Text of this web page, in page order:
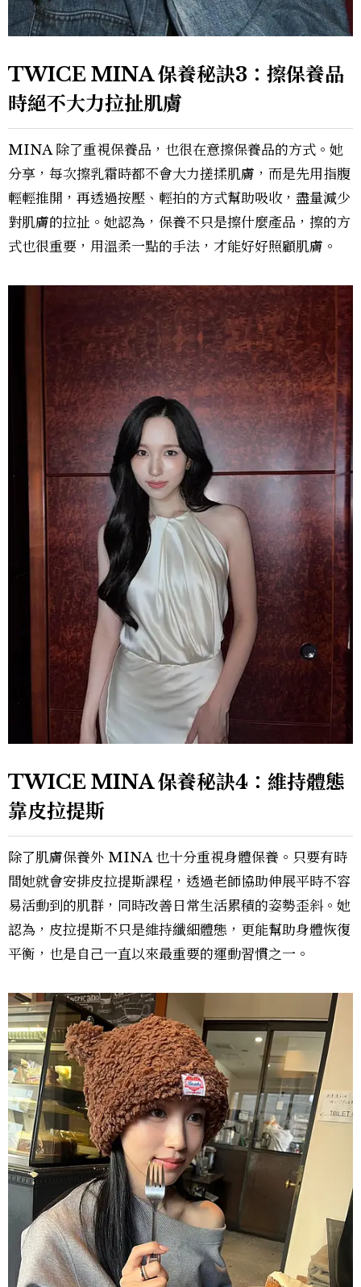
TWICE MINA 保養秘訣3：擦保養品
時絕不大力拉扯肌膚
MINA 除了重視保養品，也很在意擦保養品的方式。她
分享，每次擦乳霜時都不會大力搓揉肌膚，而是先用指腹
輕輕推開，再透過按壓、輕拍的方式幫助吸收，盡量減少
對肌膚的拉扯。她認為，保養不只是擦什麼產品，擦的方
式也很重要，用溫柔一點的手法，才能好好照顧肌膚。
TWICE MINA 保養秘訣4：維持體態
靠皮拉提斯
除了肌膚保養外 MINA 也十分重視身體保養。只要有時
間她就會安排皮拉提斯課程，透過老師協助伸展平時不容
易活動到的肌群，同時改善日常生活累積的姿勢歪斜。她
認為，皮拉提斯不只是維持纖細體態，更能幫助身體恢復
平衡，也是自己一直以來最重要的運動習慣之一。